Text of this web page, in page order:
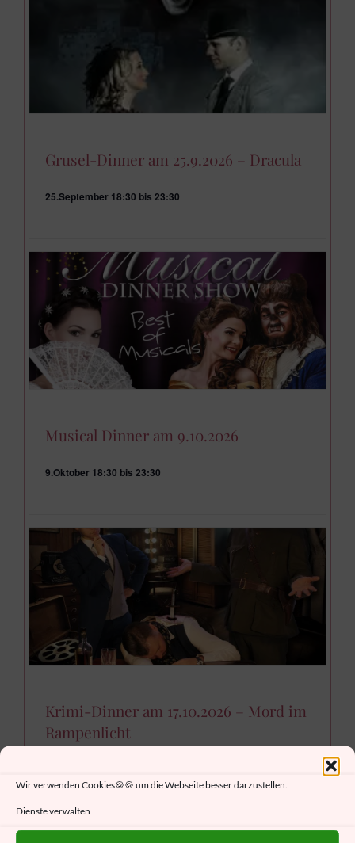
Wir verwenden Cookies🍪🍪 um die Webseite besser darzustellen.
Dienste verwalten
Grusel-Dinner am 25.9.2026 – Dracula
25.September 18:30 bis 23:30
Musical Dinner am 9.10.2026
9.Oktober 18:30 bis 23:30
Krimi-Dinner am 17.10.2026 – Mord im
Rampenlicht